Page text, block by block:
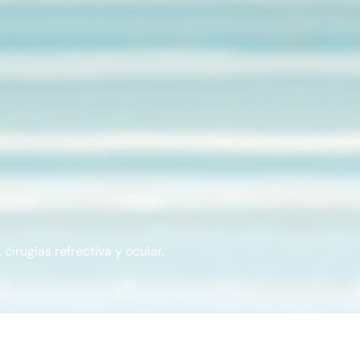
refrectiva y ocular.